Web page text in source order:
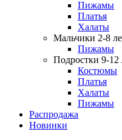
Пижамы
Платья
Халаты
Мальчики 2-8
Пижамы
Подростки 9-12
Костюмы
Платья
Халаты
Пижамы
Распродажа
Новинки